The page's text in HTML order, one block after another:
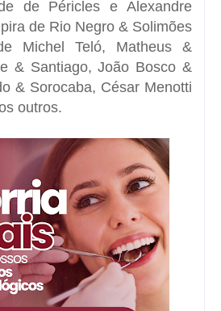
de Péricles e Alexandre
de Rio Negro & Solimões
Michel Teló, Matheus &
& Santiago, João Bosco &
& Sorocaba, César Menotti
outros.